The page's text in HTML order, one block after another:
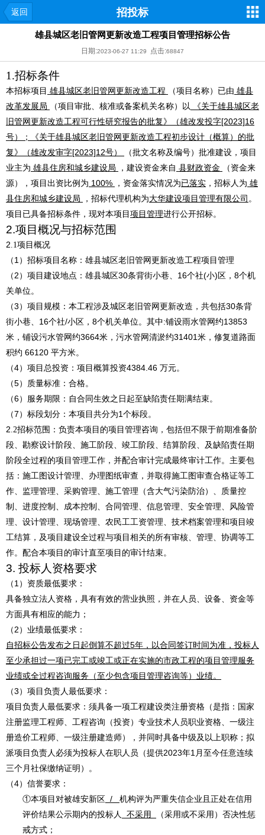
返回 招投标
雄县城区老旧管网更新改造工程项目管理招标公告
日期:2023-06-27 11:29 点击:68847
1.招标条件
本招标项目 雄县城区老旧管网更新改造工程 （项目名称）已由 雄县
改革发展局
（项目审批、核准或备案机关名称）以 《关于雄县城区老
旧管网更新改造工程可行性研究报告的批复》（雄改发投字[2023]16
号） ；《关于雄县城区老旧管网更新改造工程初步设计（概算）的批
复》（雄改发审字[2023]12号）
（批文名称及编号）批准建设，项目
业主为 雄县住房和城乡建设局 ，建设资金来自 县财政资金
（资金来
源），项目出资比例为 100% ，资金落实情况为已落实 ，招标人为 雄
县住房和城乡建设局
，招标代理机构为大华建设项目管理有限公司 。
项目已具备招标条件，现对本项目项目管理进行公开招标。
2.项目概况与招标范围
2.1项目概况
（1）招标项目名称： 雄县城区老旧管网更新改造工程项目管理
（2）项目建设地点： 雄县城区30条背街小巷、16个社(小)区，8个机
关单位。
（3）项目规模：本工程涉及城区老旧管网更新改造 ， 共包括30条背
街小巷、16个社/小区，8个机关单位。其中:铺设雨水管网约13853
米，铺设污水管网约3664米，污水管网清淤约31401米，修复道路面
积约 66120 平方米。
（4）项目总投资：项目概算投资4384.46 万元。
（5）质量标准：合格。
（6）服务期限：自合同生效之日起至缺陷责任期满结束。
（7）标段划分：本项目共分为1个标段。
2.2招标范围： 负责本项目的项目管理咨询 ， 包括但不限于前期准备阶
段、勘察设计阶段、施工阶段、竣工阶段、结算阶段、及缺陷责任期
阶段全过程的项目管理工作，并配合审计完成最终审计工作。主要包
括：施工图设计管理、办理图纸审查，并取得施工图审查合格证等工
作、监理管理、采购管理、施工管理 （含大气污染防治）
、质量控
制、进度控制、成本控制、合同管理、信息管理、安全管理、风险管
理、设计管理、现场管理、农民工工资管理、技术档案管理和项目竣
工结算，及项目建设全过程与项目相关的所有审核、管理、协调等工
作。配合本项目的审计直至项目的审计结束。
3. 投标人资格要求
（1 ）资质最低要求：
具备独立法人资格，具有有效的营业执照，并在人员、设备、资金等
方面具有相应的能力 ；
（2）业绩最低要求：
自招标公告发布之日起倒算不超过5年，以合同签订时间为准，投标人
至少承担过一项已完工或竣工或正在实施的市政工程的项目管理服务
业绩或全过程咨询服务（至少包含项目管理咨询等）业绩。
（3）项目负责人最低要求：
项目负责人最低要求： 须具备一项工程建设类注册资格（是指：国家
注册监理工程师、工程咨询（投资）专业技术人员职业资格、一级注
册造价工程师、一级注册建造师），并同时具备中级及以上职称 ；拟
派项目负责人必须为投标人在职人员（提供2023年1 月至今任意连续
三个月社保缴纳证明）。
（4）信誉要求：
①本项目对被雄安新区 /
机构评为严重失信企业且正处在信用
评价结果公示期内的投标人 不采用
（采用或不采用）否决性惩
戒方式；